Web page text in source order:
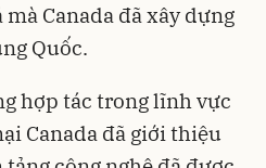
Canada đã xây dựng
Quốc.
hợp tác trong lĩnh vực
Canada đã giới thiệu